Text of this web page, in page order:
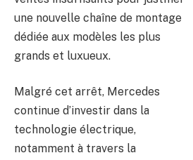
une nouvelle chaîne de montage
dédiée aux modèles les plus
grands et luxueux.
Malgré cet arrêt, Mercedes
continue d’investir dans la
technologie électrique,
notamment à travers la